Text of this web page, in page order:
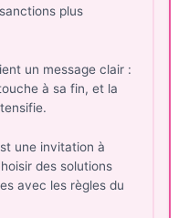
plus
un message clair :
à sa fin, et la
une invitation à
des solutions
avec les règles du